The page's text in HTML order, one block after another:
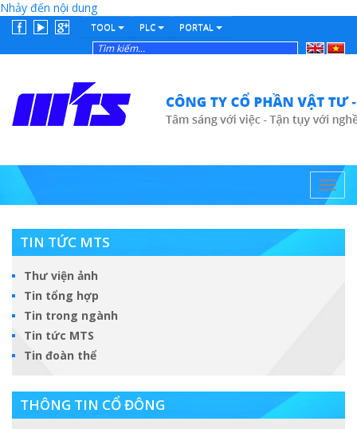
Nhảy đến nội dung
PORTAL
PLC
TOOL
English Tiếng
Việt
TIN TỨC MTS
Thư viện ảnh
Tin tổng hợp
Tin trong ngành
Tin tức MTS
Tin đoàn thể
THÔNG TIN CỔ ĐÔNG